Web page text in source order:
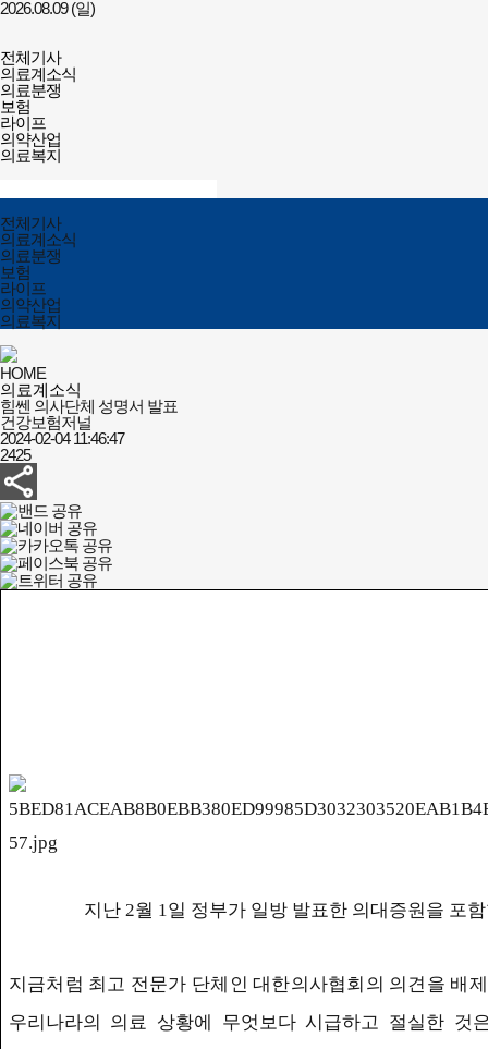
2026.08.09 (일)
필수의료배상보험
전체메뉴
열기/
닫기
전체기사
의료계소식
의료분쟁
보험
라이프
의약산업
의료복지
열기/
닫기
검색
전체메뉴
닫기
전체기사
의료계소식
의료분쟁
보험
라이프
의약산업
의료복지
HOME
의료계소식
힘쎈 의사단체 성명서 발표
건강보험저널
2024-02-04 11:46:47
2425
지난 2월 1일 정부가 일방 발표한 의대증원을 포
지금처럼 최고 전문가 단체인 대한의사협회의 의견을 배
우리나라의 의료 상황에 무엇보다 시급하고 절실한 것